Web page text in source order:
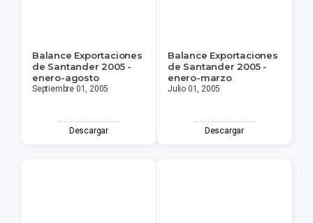
Balance Exportaciones
de Santander 2005 -
enero-agosto
Septiembre 01, 2005
Descargar
Balance Exportaciones
de Santander 2005 -
enero-marzo
Julio 01, 2005
Descargar